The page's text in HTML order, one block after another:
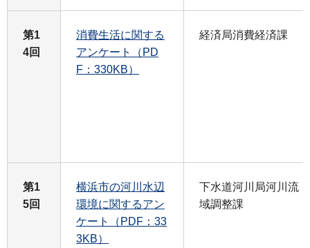
第1
4回
消費生活に関する
アンケート（PD
F：330KB）
経済局消費経済課
第1
5回
横浜市の河川水辺
環境に関するアン
ケート（PDF：33
3KB）
下水道河川局河川流
域調整課